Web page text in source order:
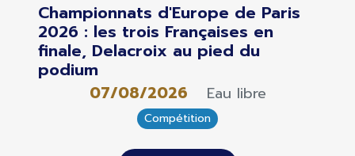
Championnats d'Europe de Paris
2026 : les trois Françaises en
finale, Delacroix au pied du
podium
07/08/2026 Eau libre
Compétition